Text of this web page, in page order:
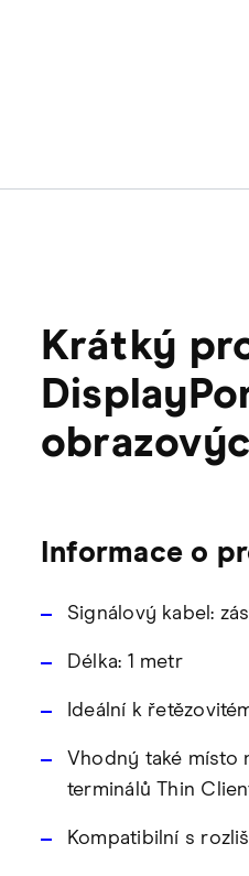
Krátký
Informace o
Signálový kabel:
Délka: 1 metr
Ideální k
Vhodný také místo
terminálů Thin
Kompatibilní s